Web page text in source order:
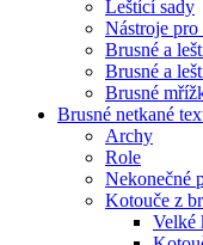
Leštící sady
Nástroje pro
Brusné a
Brusné a
Brusné
Brusné netkané
Archy
Role
Nekonečné
Kotouče z
Velké